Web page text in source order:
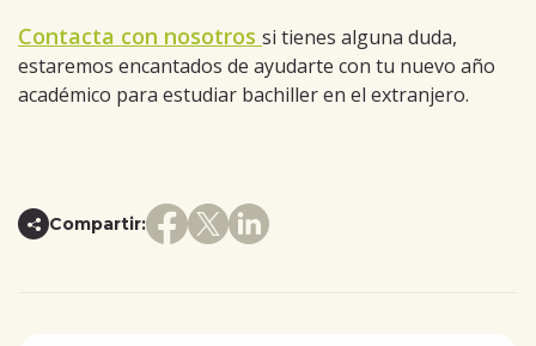
Contacta con nosotros si tienes alguna duda,
estaremos encantados de ayudarte con tu nuevo año
académico para estudiar bachiller en el extranjero.
Compartir: